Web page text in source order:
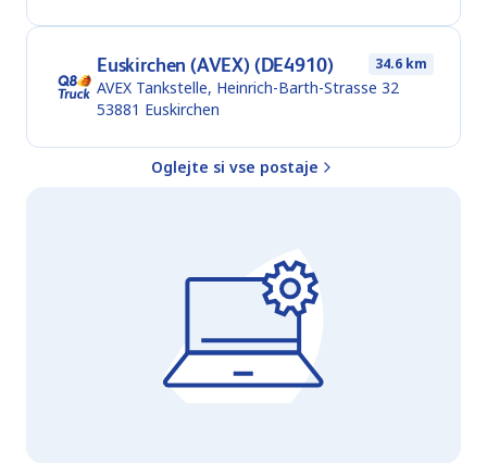
Euskirchen (AVEX) (DE4910) 34.6 km
AVEX Tankstelle, Heinrich-Barth-Strasse 32
53881 Euskirchen
Oglejte si vse postaje